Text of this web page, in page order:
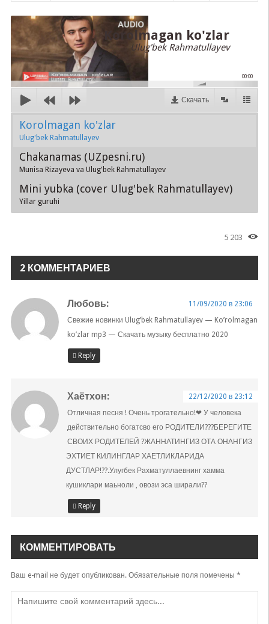
Korolmagan ko'zlar
Ulug'bek Rahmatullayev
00:00
Скачать
Korolmagan ko'zlar
Ulug'bek Rahmatullayev
Chakanamas (UZpesni.ru)
Munisa Rizayeva va Ulug'bek Rahmatullayev
Mini yubka (cover Ulug'bek Rahmatullayev)
Yillar guruhi
5 203
2 КОММЕНТАРИЕВ
Любовь:
11/09/2020 в 23:06
Свежие новинки Ulug’bek Rahmatullayev — Ko’rolmagan
ko’zlar mp3 — Скачать музыку бесплатно 2020
Reply
Хаётхон:
22/12/2020 в 23:12
Отличная песня ! Очень трогательно!❤ У человека
действительно богатсво его РОДИТЕЛИ???БЕРЕГИТЕ
СВОИХ РОДИТЕЛЕЙ ?ЖАННАТИНГИЗ ОТА ОНАНГИЗ
ЭХТИЕТ КИЛИНГЛАР ХАЕТЛИКЛАРИДА
ДУСТЛАР!??.Улугбек Рахматуллаевнинг хамма
кушиклари маьноли , овози эса ширали??
Reply
КОММЕНТИРОВАТЬ
Ваш e-mail не будет опубликован.Обязательные поля помечены *